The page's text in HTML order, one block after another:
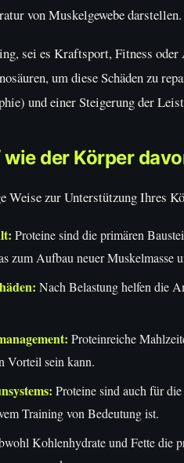
von Muskelgewebe darstellen.
sei es Kraftsport, Fitness
um diese Schäden zu
und einer Steigerung der
der Körper
Weise zur Unterstützung Ihres
Proteine sind die primären
zum Aufbau neuer Muskelmasse
Nach Belastung helfen die
Proteinreiche
Vorteil sein kann.
Proteine sind auch für
Training von Bedeutung ist.
Kohlenhydrate und Fette die